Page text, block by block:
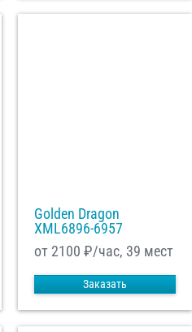
Golden Dragon
XML6896-6957
от 2100 ₽/час, 39 мест
Заказать